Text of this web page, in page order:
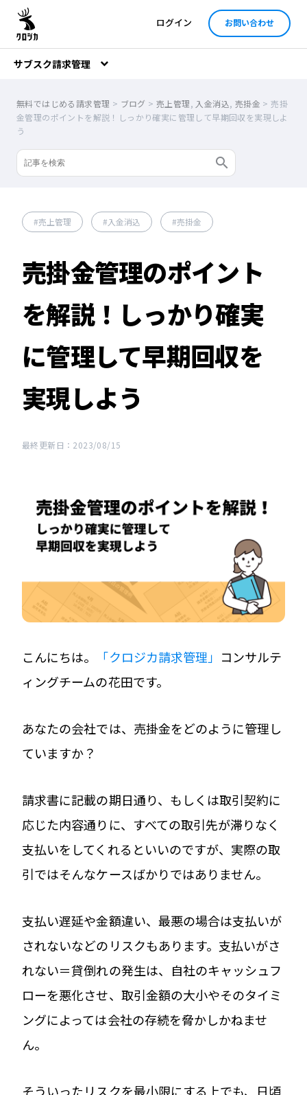
ログイン お問い合わせ
サブスク請求管理
無料ではじめる請求管理 > ブログ >売上管理, 入金消込, 売掛金 >売掛
金管理のポイントを解説！しっかり確実に管理して早期回収を実現しよ
う
売上管理 入金消込 売掛金
売掛金管理のポイント
を解説！しっかり確実
に管理して早期回収を
実現しよう
最終更新日：2023/08/15
こんにちは。 「クロジカ請求管理」 コンサルテ
ィングチームの花田です。
あなたの会社では、売掛金をどのように管理し
ていますか？
請求書に記載の期日通り、もしくは取引契約に
応じた内容通りに、すべての取引先が滞りなく
支払いをしてくれるといいのですが、実際の取
引ではそんなケースばかりではありません。
支払い遅延や金額違い、最悪の場合は支払いが
されないなどのリスクもあります。支払いがさ
れない＝貸倒れの発生は、自社のキャッシュフ
ローを悪化させ、取引金額の大小やそのタイミ
ングによっては会社の存続を脅かしかねませ
ん。
そういったリスクを最小限にする上でも、日頃